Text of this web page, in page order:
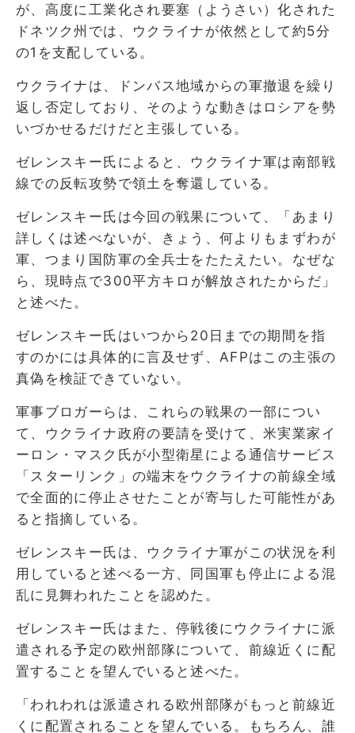
が、高度に工業化され要塞（ようさい）化された
ドネツク州では、ウクライナが依然として約5分
の1を支配している。
ウクライナは、ドンバス地域からの軍撤退を繰り
返し否定しており、そのような動きはロシアを勢
いづかせるだけだと主張している。
ゼレンスキー氏によると、ウクライナ軍は南部戦
線での反転攻勢で領土を奪還している。
ゼレンスキー氏は今回の戦果について、「あまり
詳しくは述べないが、きょう、何よりもまずわが
軍、つまり国防軍の全兵士をたたえたい。なぜな
ら、現時点で300平方キロが解放されたからだ」
と述べた。
ゼレンスキー氏はいつから20日までの期間を指
すのかには具体的に言及せず、AFPはこの主張の
真偽を検証できていない。
軍事ブロガーらは、これらの戦果の一部につい
て、ウクライナ政府の要請を受けて、米実業家イ
ーロン・マスク氏が小型衛星による通信サービス
「スターリンク」の端末をウクライナの前線全域
で全面的に停止させたことが寄与した可能性があ
ると指摘している。
ゼレンスキー氏は、ウクライナ軍がこの状況を利
用していると述べる一方、同国軍も停止による混
乱に見舞われたことを認めた。
ゼレンスキー氏はまた、停戦後にウクライナに派
遣される予定の欧州部隊について、前線近くに配
置することを望んでいると述べた。
「われわれは派遣される欧州部隊がもっと前線近
くに配置されることを望んでいる。もちろん、誰